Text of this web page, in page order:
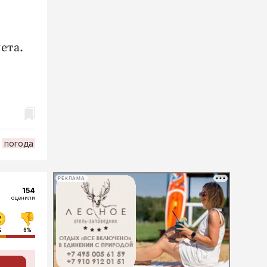
погода
154
оценили
6%
РЕКЛАМА